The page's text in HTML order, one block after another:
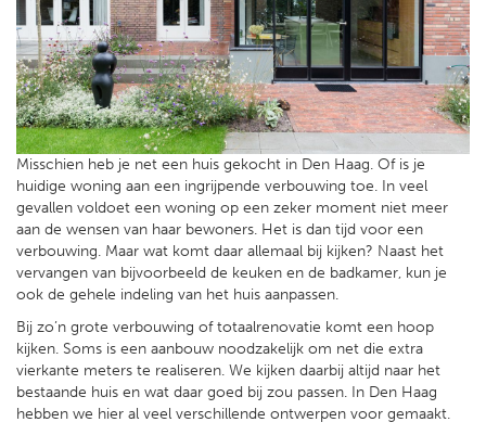
Misschien heb je net een huis gekocht in Den Haag. Of is je
huidige woning aan een ingrijpende verbouwing toe. In veel
gevallen voldoet een woning op een zeker moment niet meer
aan de wensen van haar bewoners. Het is dan tijd voor een
verbouwing. Maar wat komt daar allemaal bij kijken? Naast het
vervangen van bijvoorbeeld de keuken en de badkamer, kun je
ook de gehele indeling van het huis aanpassen.
Bij zo’n grote verbouwing of totaalrenovatie komt een hoop
kijken. Soms is een aanbouw noodzakelijk om net die extra
vierkante meters te realiseren. We kijken daarbij altijd naar het
bestaande huis en wat daar goed bij zou passen. In Den Haag
hebben we hier al veel verschillende ontwerpen voor gemaakt.